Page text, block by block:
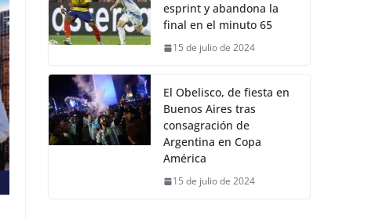
esprint y abandona la
final en el minuto 65
15 de julio de 2024
El Obelisco, de fiesta en
Buenos Aires tras
consagración de
Argentina en Copa
América
15 de julio de 2024